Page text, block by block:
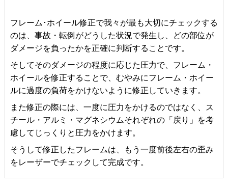
フレーム･ホイール修正で我々が最も大切にチェックする
のは、事故・転倒がどうした状況で発生し、どの部位が
ダメージを負ったかを正確に判断することです。
そしてそのダメージの程度に応じた圧力で、フレーム・
ホイールを修正することで、むやみにフレーム・ホイー
ルに過度の負荷をかけないように修正していきます。
また修正の際には、一度に圧力をかけるのではなく、ス
チール・アルミ・マグネシウムそれぞれの「戻り」を考
慮してじっくりと圧力をかけます。
そうして修正したフレームは、もう一度前後左右の歪み
をレーザーでチェックして完成です。